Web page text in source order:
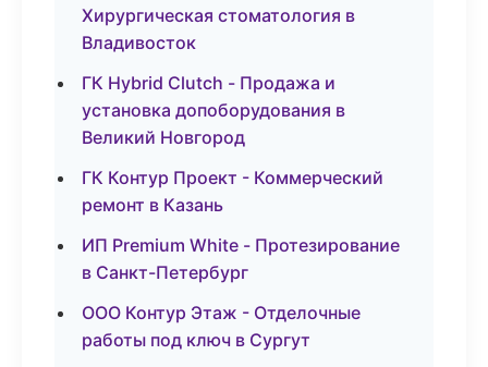
Хирургическая стоматология в
Владивосток
ГК Hybrid Clutch - Продажа и
установка допоборудования в
Великий Новгород
ГК Контур Проект - Коммерческий
ремонт в Казань
ИП Premium White - Протезирование
в Санкт-Петербург
ООО Контур Этаж - Отделочные
работы под ключ в Сургут